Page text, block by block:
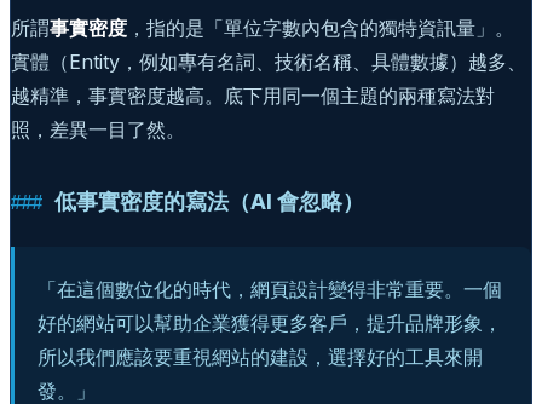
所謂事實密度 ，指的是「單位字數內包含的獨特資訊量」。
實體（Entity，例如專有名詞、技術名稱、具體數據）越多、
越精準，事實密度越高。底下用同一個主題的兩種寫法對
照，差異一目了然。
低事實密度的寫法（AI 會忽略）
「在這個數位化的時代，網頁設計變得非常重要。一個
好的網站可以幫助企業獲得更多客戶，提升品牌形象，
所以我們應該要重視網站的建設，選擇好的工具來開
發。」